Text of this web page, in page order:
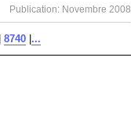
Publication: Novembre 2008
8740 ...